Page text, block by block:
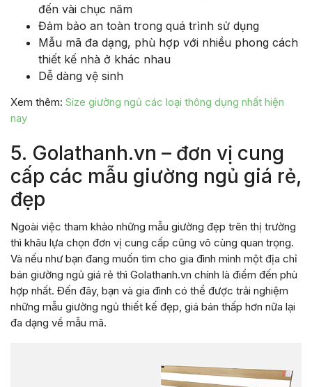
đến vài chục năm
Đảm bảo an toàn trong quá trình sử dụng
Mẫu mã đa dạng, phù hợp với nhiều phong cách
thiết kế nhà ở khác nhau
Dễ dàng vệ sinh
Xem thêm: Size giường ngủ các loại thông dụng nhất hiện
nay
5. Golathanh.vn – đơn vị cung
cấp các mẫu giường ngủ giá rẻ,
đẹp
Ngoài việc tham khảo những mẫu giường đẹp trên thị trường
thì khâu lựa chọn đơn vị cung cấp cũng vô cùng quan trọng.
Và nếu như bạn đang muốn tìm cho gia đình mình một địa chỉ
bán giường ngủ giá rẻ thì Golathanh.vn chính là điểm đến phù
hợp nhất. Đến đây, bạn và gia đình có thể được trải nghiệm
những mẫu giường ngủ thiết kế đẹp, giá bán thấp hơn nữa lại
đa dạng về mẫu mã.